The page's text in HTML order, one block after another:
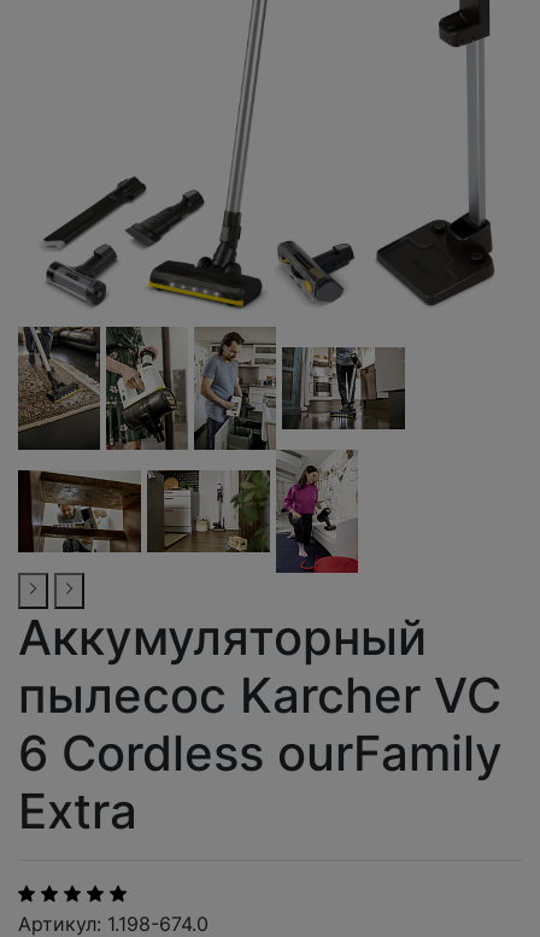
Аккумуляторный
пылесос Karcher VC
6 Cordless ourFamily
Extra
Артикул: 1.198-674.0